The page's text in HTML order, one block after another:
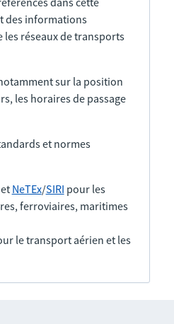
des informations
réseaux de transports
sur la position
les horaires de passage
et normes
NeTEx/SIRI pour les
ferroviaires, maritimes
le transport aérien et les